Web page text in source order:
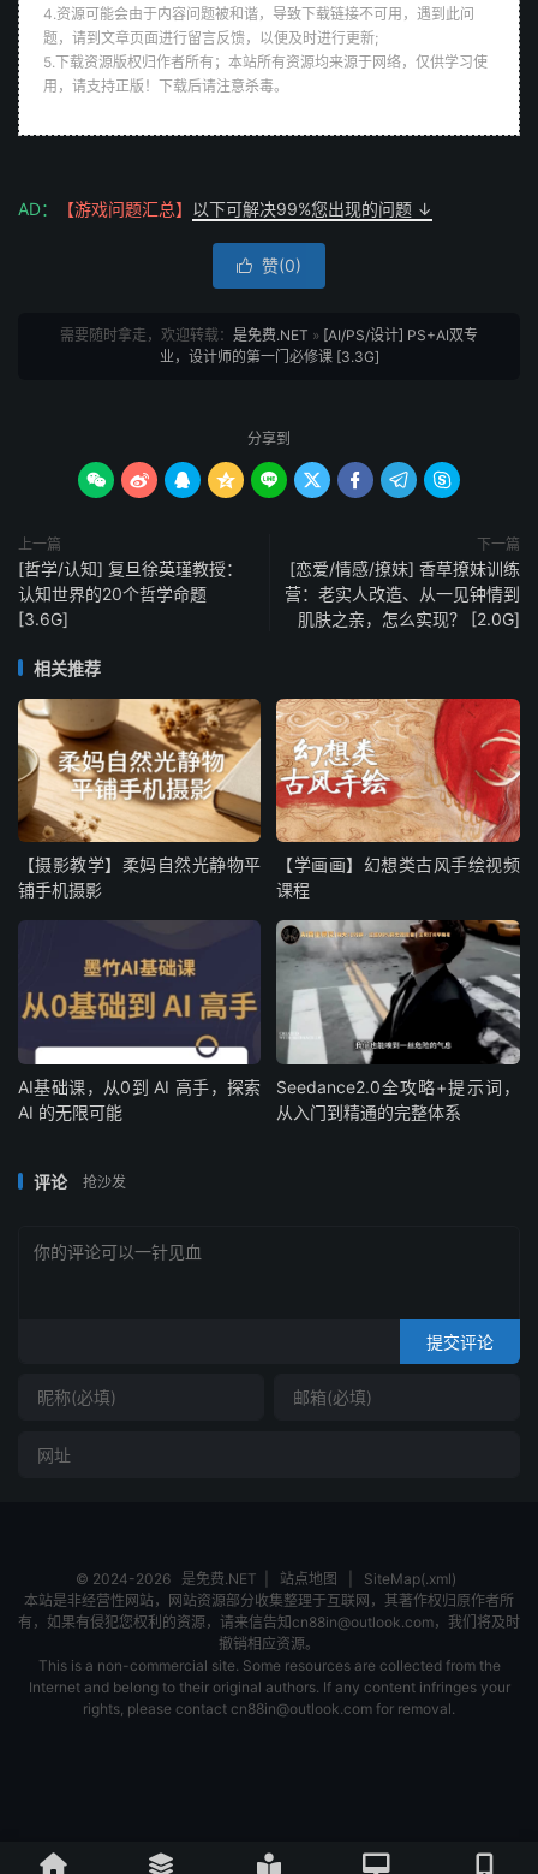
4.资源可能会由于内容问题被和谐，导致下载链接不可用，遇到此问
题，请到文章页面进行留言反馈，以便及时进行更新;
5.下载资源版权归作者所有；本站所有资源均来源于网络，仅供学习使
用，请支持正版！下载后请注意杀毒。
AD： 【游戏问题汇总】 以下可解决99%您出现的问题 ↓
 赞(0)
需要随时拿走，欢迎转载： 是免费.NET » [AI/PS/设计] PS+AI双专
业，设计师的第一门必修课 [3.3G]
分享到
        
上一篇
[哲学/认知] 复旦徐英瑾教授：
认知世界的20个哲学命题
[3.6G]
下一篇
[恋爱/情感/撩妹] 香草撩妹训练
营：老实人改造、从一见钟情到
肌肤之亲，怎么实现？ [2.0G]
相关推荐
【摄影教学】柔妈自然光静物平
铺手机摄影
【学画画】幻想类古风手绘视频
课程
AI基础课，从0到 AI 高手，探索
AI 的无限可能
Seedance2.0全攻略+提示词，
从入门到精通的完整体系
评论 抢沙发
提交评论
© 2024-2026 是免费.NET 站点地图
SiteMap(.xml)
本站是非经营性网站，网站资源部分收集整理于互联网，其著作权归原作者所
有，如果有侵犯您权利的资源，请来信告知cn88in@outlook.com，我们将及时
撤销相应资源。
This is a non-commercial site. Some resources are collected from the
Internet and belong to their original authors. If any content infringes your
rights, please contact cn88in@outlook.com for removal.